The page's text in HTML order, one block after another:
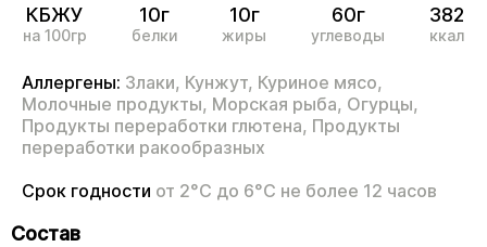
КБЖУ
на 100гр
10г
белки
10г
жиры
60г
углеводы
382
ккал
Аллергены: Злаки, Кунжут, Куриное мясо,
Молочные продукты, Морская рыба, Огурцы,
Продукты переработки глютена, Продукты
переработки ракообразных
Срок годности от 2°С до 6°С не более 12 часов
Состав